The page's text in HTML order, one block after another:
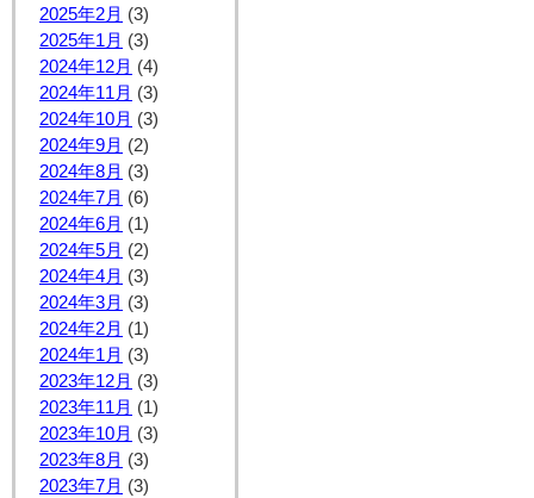
2025年2月 (3)
2025年1月 (3)
2024年12月 (4)
2024年11月 (3)
2024年10月 (3)
2024年9月 (2)
2024年8月 (3)
2024年7月 (6)
2024年6月 (1)
2024年5月 (2)
2024年4月 (3)
2024年3月 (3)
2024年2月 (1)
2024年1月 (3)
2023年12月 (3)
2023年11月 (1)
2023年10月 (3)
2023年8月 (3)
2023年7月 (3)